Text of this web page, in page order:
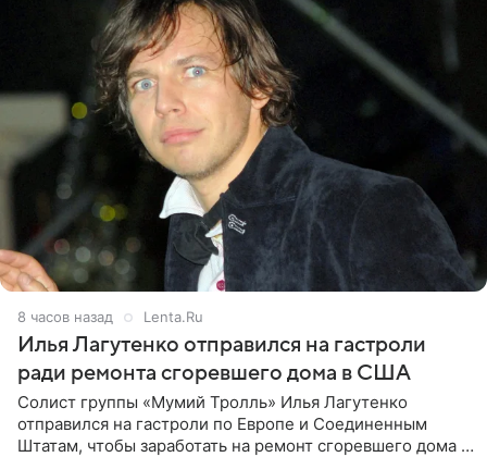
8 часов назад Lenta.Ru
Илья Лагутенко отправился на гастроли
ради ремонта сгоревшего дома в США
Солист группы «Мумий Тролль» Илья Лагутенко
отправился на гастроли по Европе и Соединенным
Штатам, чтобы заработать на ремонт сгоревшего дома в